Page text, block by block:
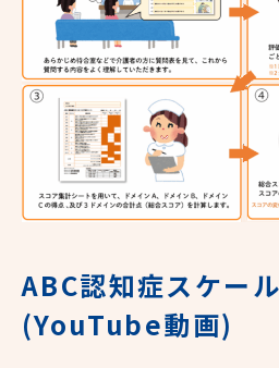
ABC認知症スケー
(YouTube動画)